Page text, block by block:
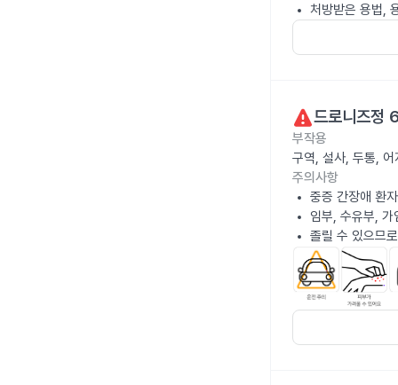
처방받은 용법,
드로니즈정
부작용
구역, 설사, 두통,
주의사항
중증 간장애 환
임부, 수유부, 가
졸릴 수 있으므